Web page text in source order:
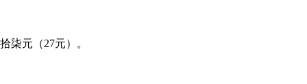
柒元（27元）。